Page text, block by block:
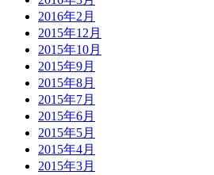
2016年2月
2015年12月
2015年10月
2015年9月
2015年8月
2015年7月
2015年6月
2015年5月
2015年4月
2015年3月